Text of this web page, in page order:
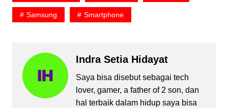
Samsung Smartphone
Indra Setia Hidayat
Saya bisa disebut sebagai tech
lover, gamer, a father of 2 son, dan
hal terbaik dalam hidup saya bisa